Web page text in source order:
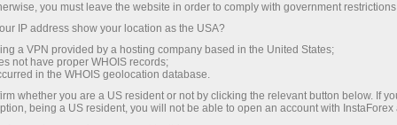
конкурентным возможностям:
кредитное плечо до 1:5000, одни
из лучших спредов и комиссий
на рынке, а также
привлекательные условия для
торговли акциями и индексами
Скорость
в трейдинге и на трассе
you must leave the website in order to comply with government
IP address show your location as the USA?
a VPN provided by a hosting company based in the United States;
not have proper WHOIS records;
in the WHOIS geolocation database.
whether you are a US resident or not by clicking the relevant button below. If
being a US resident, you will not be able to open an account with InstaForex